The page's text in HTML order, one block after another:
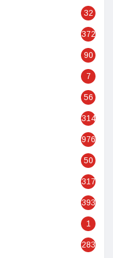
32
372
90
7
56
314
976
50
317
393
1
283